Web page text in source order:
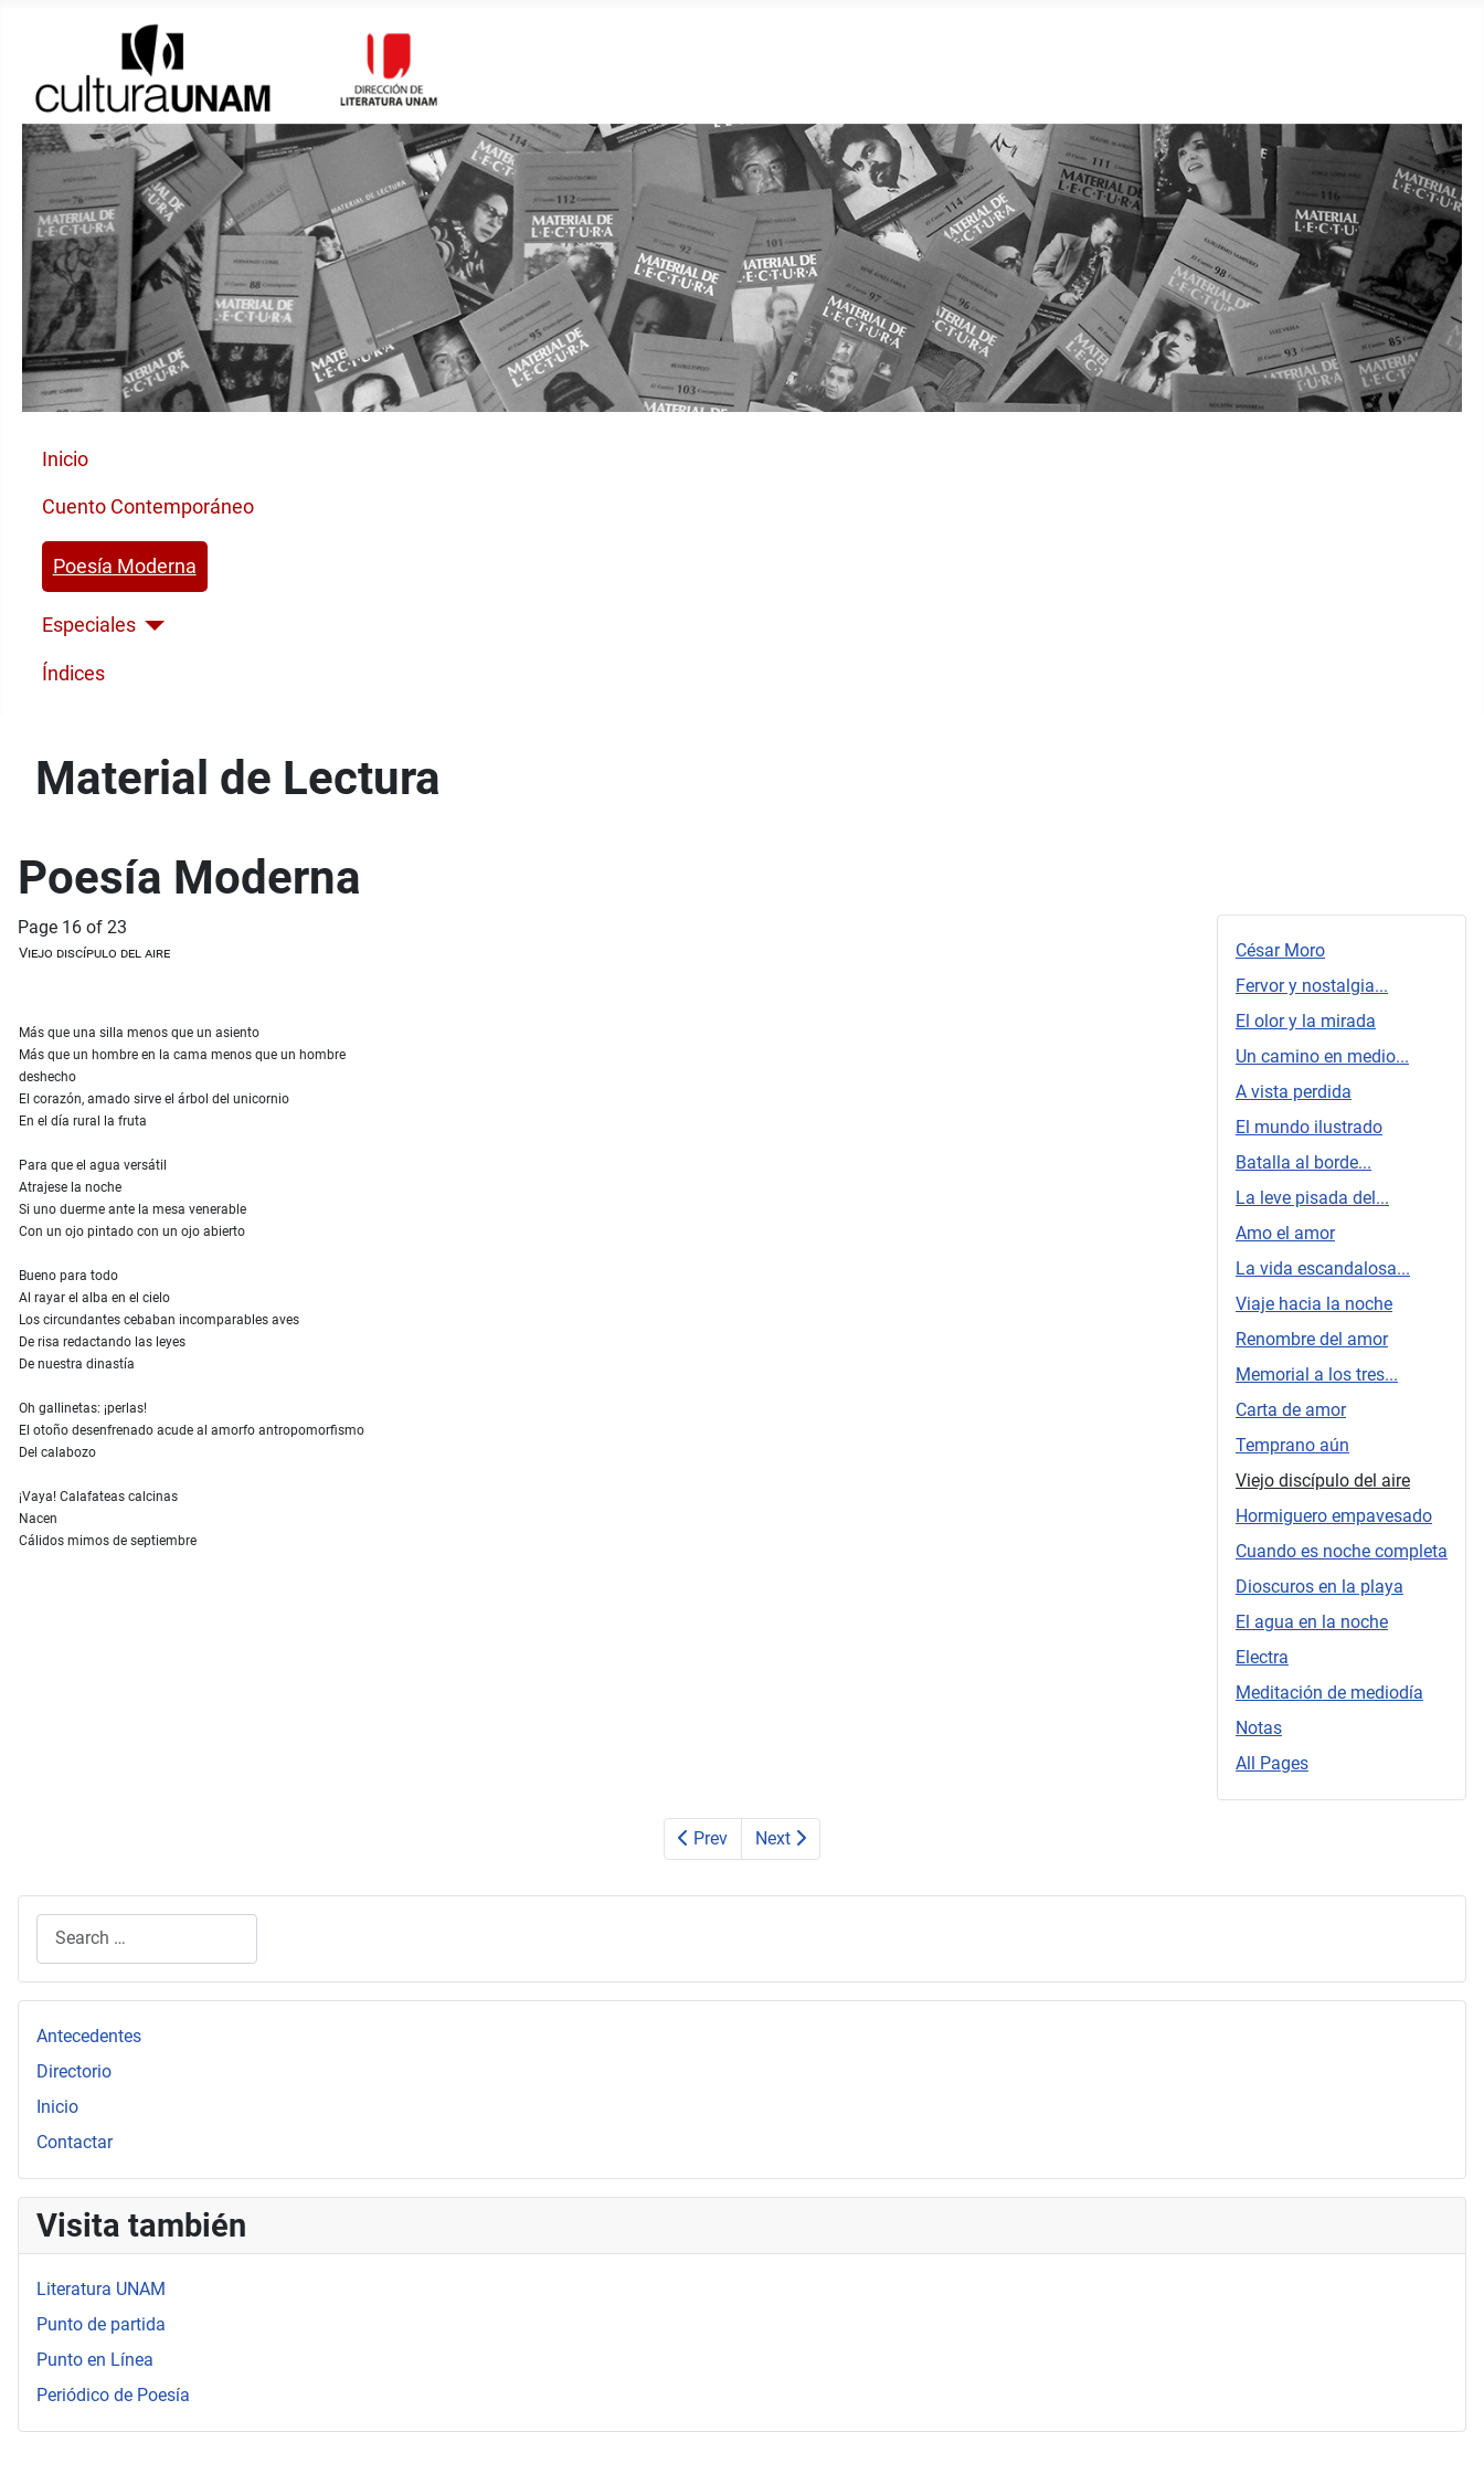
Inicio
Cuento Contemporáneo
Poesía Moderna
Especiales
Índices
Material de Lectura
Poesía Moderna
César Moro
Fervor y nostalgia...
El olor y la mirada
Un camino en medio...
A vista perdida
El mundo ilustrado
Batalla al borde...
La leve pisada del...
Amo el amor
La vida escandalosa...
Viaje hacia la noche
Renombre del amor
Memorial a los tres...
Carta de amor
Temprano aún
Viejo discípulo del aire
Hormiguero empavesado
Cuando es noche completa
Dioscuros en la playa
El agua en la noche
Electra
Meditación de mediodía
Notas
All Pages
Page 16 of 23
Viejo discípulo del aire
Más que una silla menos que un asiento
Más que un hombre en la cama menos que un hombre
deshecho
El corazón, amado sirve el árbol del unicornio
En el día rural la fruta
Para que el agua versátil
Atrajese la noche
Si uno duerme ante la mesa venerable
Con un ojo pintado con un ojo abierto
Bueno para todo
Al rayar el alba en el cielo
Los circundantes cebaban incomparables aves
De risa redactando las leyes
De nuestra dinastía
Oh gallinetas: ¡perlas!
El otoño desenfrenado acude al amorfo antropomorfismo
Del calabozo
¡Vaya! Calafateas calcinas
Nacen
Cálidos mimos de septiembre
Prev Next
Search
Antecedentes
Directorio
Inicio
Contactar
Visita también
Literatura UNAM
Punto de partida
Punto en Línea
Periódico de Poesía